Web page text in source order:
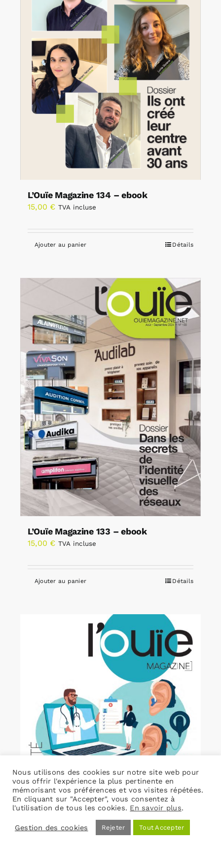
L’Ouïe Magazine 134 – ebook
15,00 € TVA incluse
Ajouter au panier Détails
L’Ouïe Magazine 133 – ebook
15,00 € TVA incluse
Ajouter au panier Détails
Nous utilisons des cookies sur notre site web pour
vous offrir l'expérience la plus pertinente en
mémorisant vos préférences et vos visites répétées.
En cliquant sur "Accepter", vous consentez à
l'utilisation de tous les cookies. En savoir plus.
Gestion des cookies Rejeter Tout Accepter